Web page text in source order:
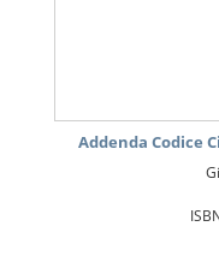
Addenda Codice